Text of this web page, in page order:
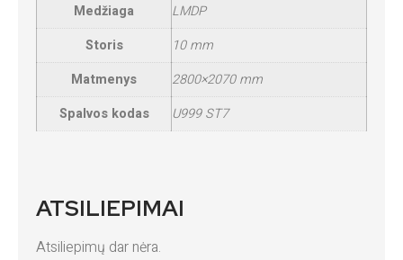
Medžiaga
LMDP
Storis
10 mm
Matmenys
2800×2070 mm
Spalvos kodas
U999 ST7
ATSILIEPIMAI
Atsiliepimų dar nėra.